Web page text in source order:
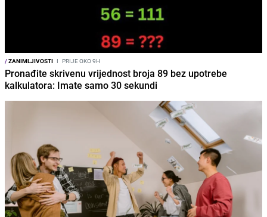
/ZANIMLJIVOSTI I PRIJE OKO 9H
Pronađite skrivenu vrijednost broja 89 bez upotrebe
kalkulatora: Imate samo 30 sekundi